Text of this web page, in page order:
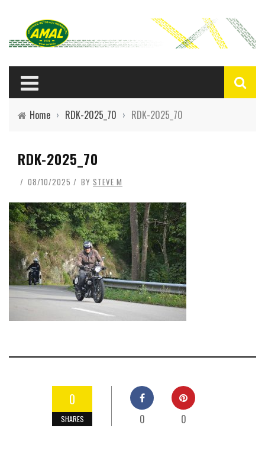
Home › RDK-2025_70 › RDK-2025_70
RDK-2025_70
08/10/2025 BY STEVE M
0
SHARES 0 0